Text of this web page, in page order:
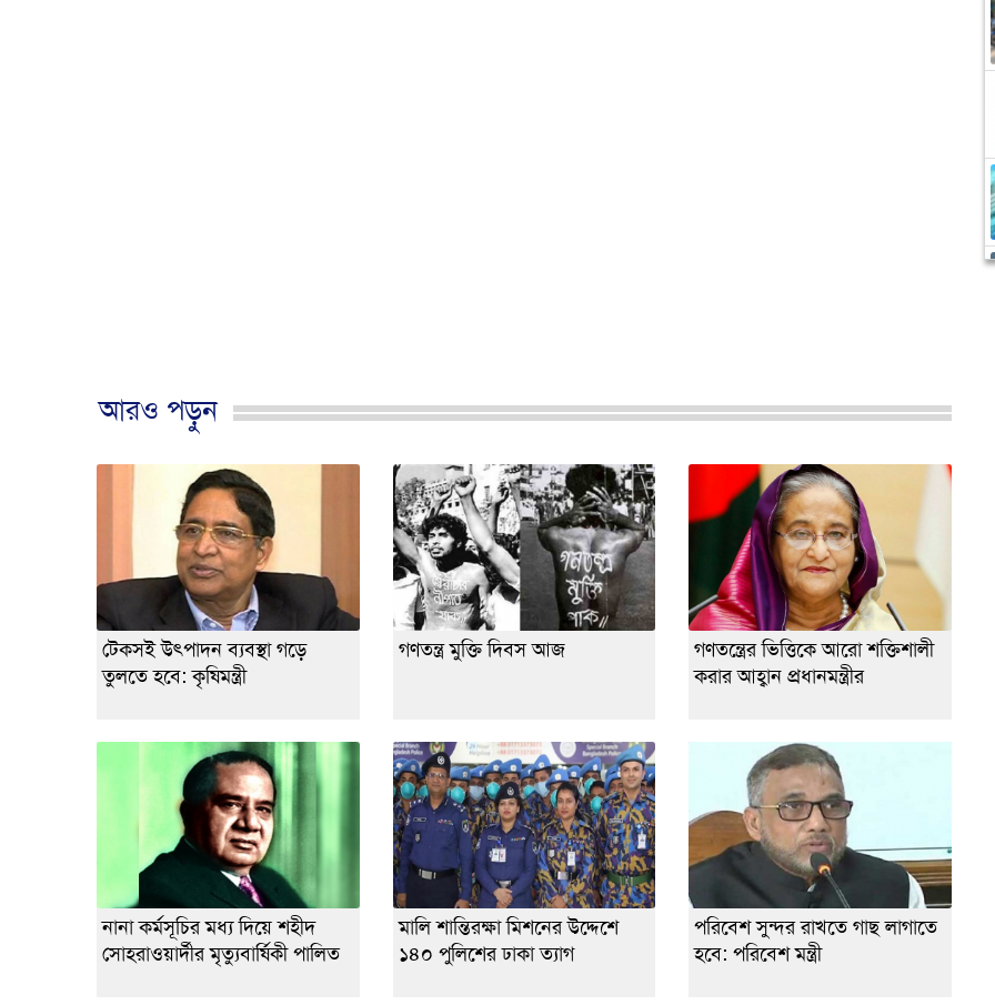
আরও পড়ুন
টেকসই উৎপাদন ব্যবস্থা গড়ে
তুলতে হবে: কৃষিমন্ত্রী
গণতন্ত্র মুক্তি দিবস আজ
গণতন্ত্রের ভিত্তিকে আরো শক্তিশালী
করার আহ্বান প্রধানমন্ত্রীর
নানা কর্মসূচির মধ্য দিয়ে শহীদ
সোহরাওয়ার্দীর মৃত্যুবার্ষিকী পালিত
মালি শান্তিরক্ষা মিশনের উদ্দেশে
১৪০ পুলিশের ঢাকা ত্যাগ
পরিবেশ সুন্দর রাখতে গাছ লাগাতে
হবে: পরিবেশ মন্ত্রী